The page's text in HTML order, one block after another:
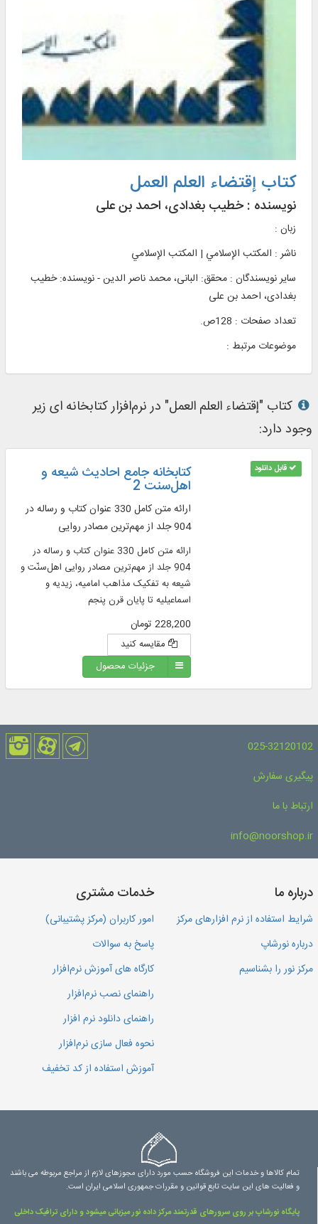
کتاب إقتضاء العلم العمل
نویسنده :خطیب بغدادی، احمد بن علی
زبان :
ناشر : المکتب الإسلامي | المکتب الإسلامي
سایر نویسندگان : محقق: البانی، محمد ناصر الدین - نویسنده: خطیب
بغدادی، احمد بن علی
تعداد صفحات : 128ص.
موضوعات مرتبط :
کتاب "إقتضاء العلم العمل" در نرم‌افزار کتابخانه ای زیر
وجود دارد:
قابل دانلود کتابخانه جامع احادیث شیعه و
اهل‌‌سنت 2
ارائه متن کامل 330 عنوان کتاب و رساله در
904 جلد از مهم‌ترین مصادر روایی
ارائه متن کامل 330 عنوان کتاب و رساله در
904 جلد از مهم‌ترین مصادر روایی اهل‌سنّت و
شیعه به تفکیک مذاهب امامیه، زیدیه و
اسماعیلیه تا پایان قرن پنجم
228,200 تومان
مقایسه کنید
جزئیات محصول
025-32120102
پیگیری سفارش
ارتباط با ما
info@noorshop.ir
درباره ما
شرایط استفاده از نرم افزارهای مرکز
درباره نورشاپ
مرکز نور را بشناسیم
خدمات مشتری
امور کاربران (مرکز پشتیبانی)
پاسخ به سوالات
کارگاه های آموزش نرم‌افزار
راهنمای نصب نرم‌افزار
راهنمای دانلود نرم افزار
نحوه فعال سازی نرم‌افزار
آموزش استفاده از کد تخفیف
تمام کالاها و خدمات این فروشگاه حسب مورد دارای مجوزهای لازم از مراجع مربوطه می باشند
و فعالیت های این سایت تابع قوانین و مقررات جمهوری اسلامی ایران است.
پایگاه نورشاپ بر روی سرورهای قدرتمند مرکز داده نور میزبانی میشود و دارای ترافیک داخلی